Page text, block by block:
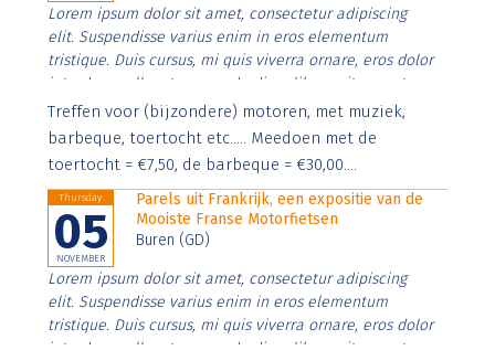
Lorem ipsum dolor sit amet, consectetur adipiscing
elit. Suspendisse varius enim in eros elementum
tristique. Duis cursus, mi quis viverra ornare, eros dolor
interdum nulla, ut commodo diam libero vitae erat.
Aenean faucibus nibh et justo cursus id rutrum lorem
imperdiet. Nunc ut sem vitae risus tristique posuere.
Treffen voor (bijzondere) motoren, met muziek,
barbeque, toertocht etc..... Meedoen met de
toertocht = €7,50, de barbeque = €30,00....
Thursday
05
NOVEMBER
Parels uit Frankrijk, een expositie van de
Mooiste Franse Motorfietsen
Buren (GD)
Lorem ipsum dolor sit amet, consectetur adipiscing
elit. Suspendisse varius enim in eros elementum
tristique. Duis cursus, mi quis viverra ornare, eros dolor
interdum nulla, ut commodo diam libero vitae erat.